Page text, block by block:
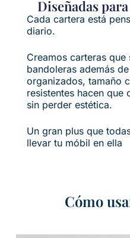
Diseñadas
Cada cartera está
diario.
Creamos carteras que
bandoleras además
organizados, tamaño
resistentes hacen que
sin perder estética.
Un gran plus que
llevar tu móbil en ella
Cómo